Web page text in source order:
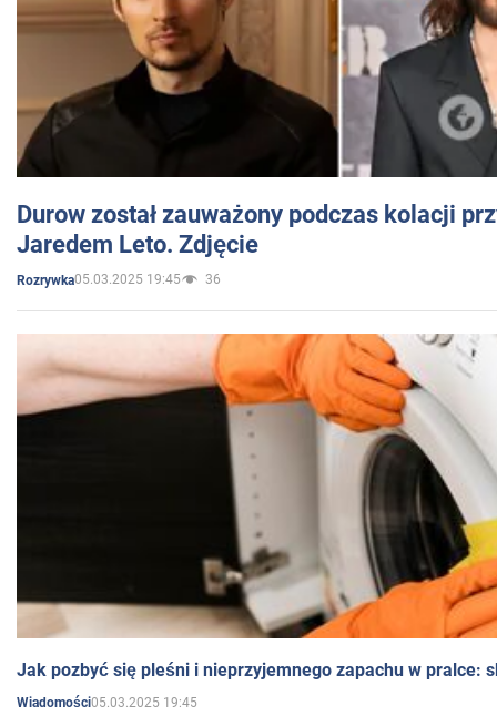
Durow został zauważony podczas kolacji
Jaredem Leto. Zdjęcie
Rozrywka05.03.2025 19:45 36
Jak pozbyć się pleśni i nieprzyjemnego zapachu w pralce:
Wiadomości05.03.2025 19:45